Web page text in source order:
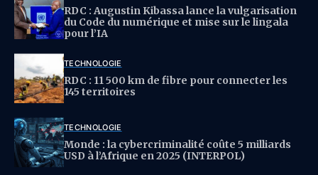
RDC : Augustin Kibassa lance la vulgarisation
du Code du numérique et mise sur le lingala
pour l’IA
TECHNOLOGIE
RDC : 11 500 km de fibre pour connecter les
145 territoires
TECHNOLOGIE
Monde : la cybercriminalité coûte 5 milliards
USD à l’Afrique en 2025 (INTERPOL)